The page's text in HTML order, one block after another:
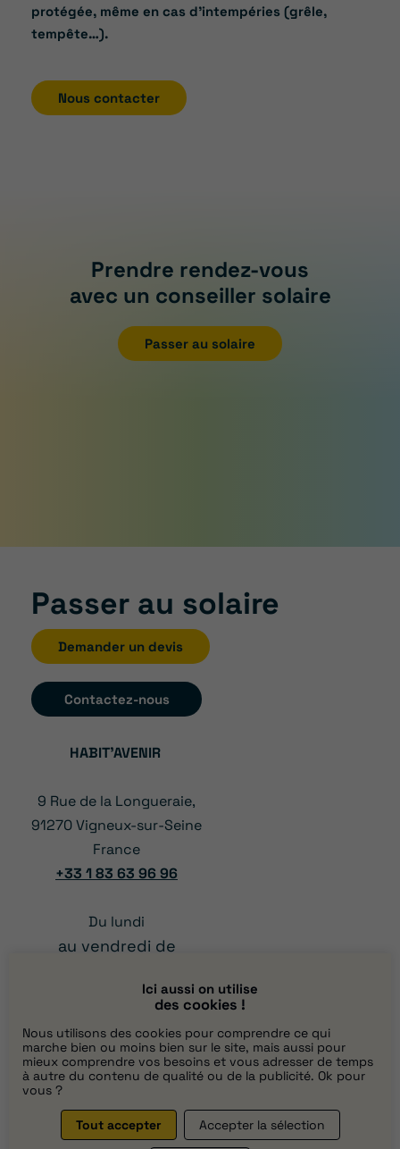
Ici aussi on utilise
des cookies !
Nous utilisons des cookies pour comprendre ce qui
marche bien ou moins bien sur le site, mais aussi pour
mieux comprendre vos besoins et vous adresser de temps
à autre du contenu de qualité ou de la publicité. Ok pour
vous ?
Tout accepter Accepter la sélection
protégée, même en cas d’intempéries (grêle,
tempête…).
Nous contacter
Prendre rendez-vous
avec un conseiller solaire
Passer au solaire
Passer au solaire
Demander un devis
Contactez-nous
HABIT’AVENIR
9 Rue de la Longueraie,
91270 Vigneux-sur-Seine
France
+33 1 83 63 96 96
Du lundi
au vendredi de